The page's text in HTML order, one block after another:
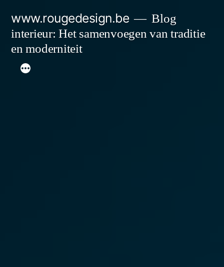
naar
inhoud
www.rougedesign.be
Blog
interieur: Het samenvoegen van traditie
en moderniteit